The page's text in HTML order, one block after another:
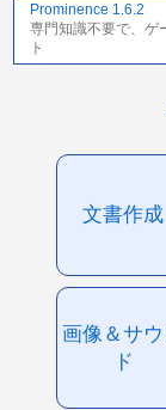
Prominence 1.6.2
専門知識不要で、ゲ
ト
文書作成
画像＆サ
ド